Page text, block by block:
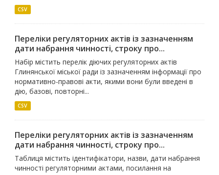
CSV
Переліки регуляторних актів із зазначенням
дати набрання чинності, строку про...
Набір містить перелік діючих регуляторних актів
Глинянської міської ради із зазначенням інформації про
нормативно-правові акти, якими вони були введені в
дію, базові, повторні...
CSV
Переліки регуляторних актів із зазначенням
дати набрання чинності, строку про...
Таблиця містить ідентифікатори, назви, дати набрання
чинності регуляторними актами, посилання на